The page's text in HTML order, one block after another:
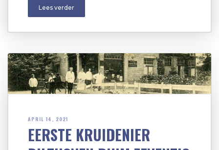
Lees verder
APRIL 14, 2021
EERSTE KRUIDENIER